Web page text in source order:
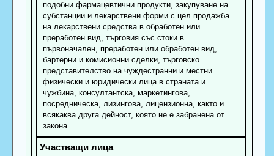
подобни фармацевтични продукти, закупуване на
субстанции и лекарствени форми с цел продажба
на лекарствени средства в обработен или
преработен вид, търговия със стоки в
първоначален, преработен или обработен вид,
бартерни и комисионни сделки, търговско
представителство на чуждестранни и местни
физически и юридически лица в страната и
чужбина, консултантска, маркетингова,
посредническа, лизингова, лицензионна, както и
всякаква друга дейност, която не е забранена от
закона.